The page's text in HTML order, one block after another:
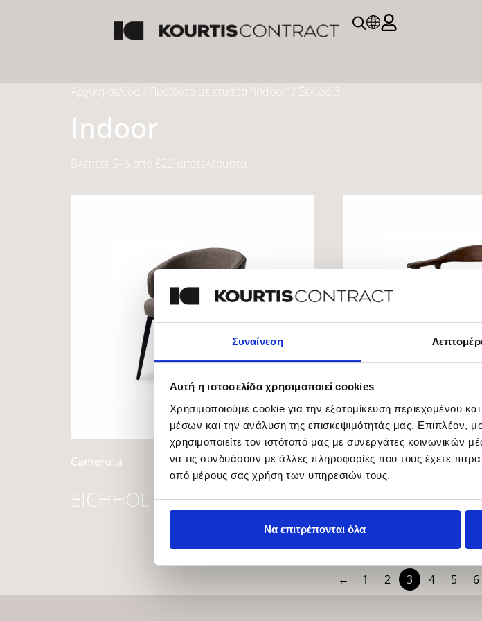
Συναίνεση
Αυτή η ιστοσελίδα χρησιμοποιεί cookies
Χρησιμοποιούμε cookie για την εξατομίκευση περιεχομένου
μέσων και την ανάλυση της επισκεψιμότητάς μας. Επιπλέον,
χρησιμοποιείτε τον ιστότοπό μας με συνεργάτες κοινωνικών
να τις συνδυάσουν με άλλες πληροφορίες που τους έχετε
από μέρους σας χρήση των υπηρεσιών τους.
Να επιτρέπονται όλα
Αρχική σελίδα / Προϊόντα με ετικέτα “Indoor” / Σελίδα 3
Indoor
Βλέπετε 5–6 από 622 αποτελέσματα
Camerota
EICHHOLTZ
Beale
EICHHOLTZ
← 1 2 3 4 5 6